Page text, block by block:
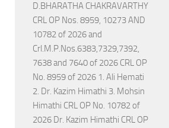
D.BHARATHA CHAKRAVARTHY
CRL OP Nos. 8959, 10273 AND
10782 of 2026 and
Crl.M.P.Nos.6383,7329,7392,
7638 and 7640 of 2026 CRL OP
No. 8959 of 2026 1. Ali Hemati
2. Dr. Kazim Himathi 3. Mohsin
Himathi CRL OP No. 10782 of
2026 Dr. Kazim Himathi CRL OP